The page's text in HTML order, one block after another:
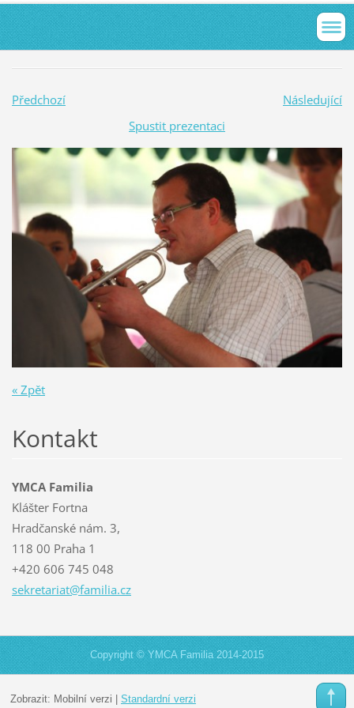
Předchozí
Následující
Spustit prezentaci
« Zpět
Kontakt
YMCA Familia
Klášter Fortna
Hradčanské nám. 3,
118 00 Praha 1
+420 606 745 048
sekretariat@familia.cz
Copyright © YMCA Familia 2014-2015
Zobrazit: Mobilní verzi | Standardní verzi